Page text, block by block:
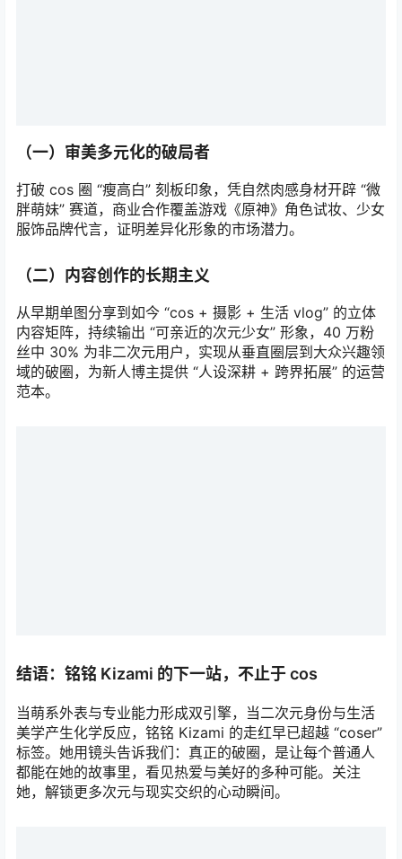
（一）审美多元化的破局者
打破 cos 圈 “瘦高白” 刻板印象，凭自然肉感身材开辟 “微
胖萌妹” 赛道，商业合作覆盖游戏《原神》角色试妆、少女
服饰品牌代言，证明差异化形象的市场潜力。
（二）内容创作的长期主义
从早期单图分享到如今 “cos + 摄影 + 生活 vlog” 的立体
内容矩阵，持续输出 “可亲近的次元少女” 形象，40 万粉
丝中 30% 为非二次元用户，实现从垂直圈层到大众兴趣领
域的破圈，为新人博主提供 “人设深耕 + 跨界拓展” 的运营
范本。
结语：铭铭 Kizami 的下一站，不止于 cos
当萌系外表与专业能力形成双引擎，当二次元身份与生活
美学产生化学反应，铭铭 Kizami 的走红早已超越 “coser”
标签。她用镜头告诉我们：真正的破圈，是让每个普通人
都能在她的故事里，看见热爱与美好的多种可能。关注
她，解锁更多次元与现实交织的心动瞬间。